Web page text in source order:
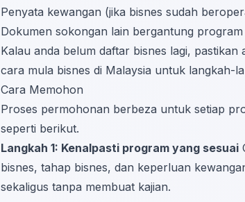
Penyata kewangan (jika bisnes sudah
Dokumen sokongan lain bergantung program
Kalau anda belum daftar bisnes lagi,
cara mula bisnes di Malaysia untuk langkah-
Cara Memohon
Proses permohonan berbeza untuk setiap
seperti berikut.
Langkah 1: Kenalpasti program yang sesuai
bisnes, tahap bisnes, dan keperluan
sekaligus tanpa membuat kajian.